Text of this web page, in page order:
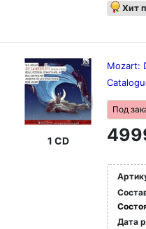
Хит
1 CD
Mozart:
Под
Дата